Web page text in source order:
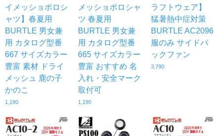
イメッショポロシ
ャツ】春夏用
BURTLE 男女兼
用 カタログ型番
667 サイズカラー
豊富 素材 ドライ
メッシュ 鹿の子
かのこ
1,190
メッショポロシャ
ツ 春夏用
BURTLE 男女兼
用 カタログ型番
665 サイズカラー
豊富 おすすめ 名
入れ・安全マーク
取付可
1,190
ラフトウェア】
猛暑熱中症対策
BURTLE AC2096
服のみ サイドバ
ックファン
3,790